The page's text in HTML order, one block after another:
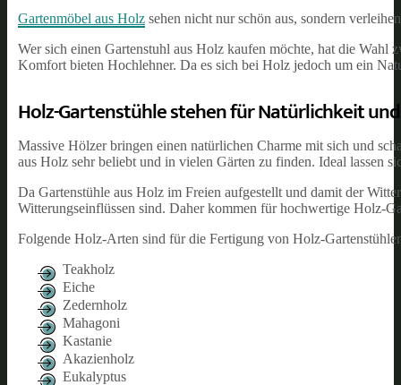
Gartenmöbel aus Holz sehen nicht nur schön aus, sondern
Wer sich einen Gartenstuhl aus Holz kaufen möchte, hat die Wahl
Komfort bieten Hochlehner. Da es sich bei Holz jedoch um ein
Holz-Gartenstühle stehen für Natürlichkeit
Massive Hölzer bringen einen natürlichen Charme mit sich und
aus Holz sehr beliebt und in vielen Gärten zu finden. Ideal lassen
Da Gartenstühle aus Holz im Freien aufgestellt und damit der
Witterungseinflüssen sind. Daher kommen für hochwertige Holz-
Folgende Holz-Arten sind für die Fertigung von Holz-
Teakholz
Eiche
Zedernholz
Mahagoni
Kastanie
Akazienholz
Eukalyptus